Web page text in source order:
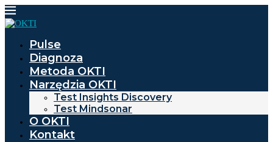
Pulse
Diagnoza
Metoda OKTI
Narzędzia OKTI
Test Insights Discovery
Test Mindsonar
O OKTI
Kontakt